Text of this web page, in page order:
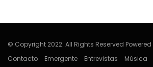
© Copyright 2022. All Rights Reserved Powered
Contacto
Emergente Entrevistas Música